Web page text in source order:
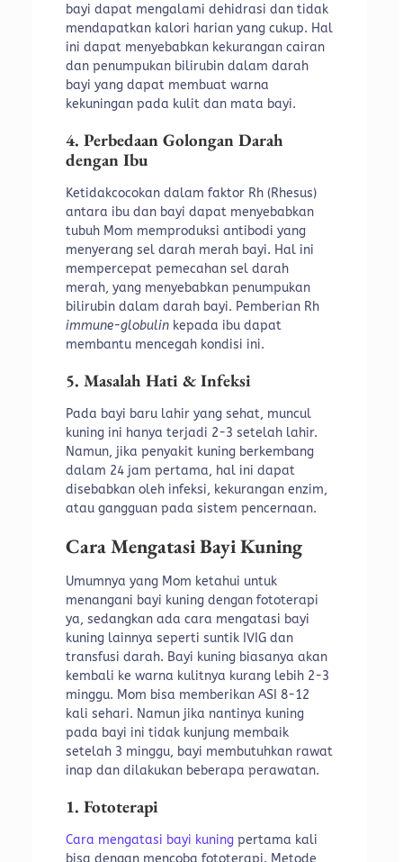
bayi dapat mengalami dehidrasi dan tidak
mendapatkan kalori harian yang cukup. Hal
ini dapat menyebabkan kekurangan cairan
dan penumpukan bilirubin dalam darah
bayi yang dapat membuat warna
kekuningan pada kulit dan mata bayi.
4. Perbedaan Golongan Darah
dengan Ibu
Ketidakcocokan dalam faktor Rh (Rhesus)
antara ibu dan bayi dapat menyebabkan
tubuh Mom memproduksi antibodi yang
menyerang sel darah merah bayi. Hal ini
mempercepat pemecahan sel darah
merah, yang menyebabkan penumpukan
bilirubin dalam darah bayi. Pemberian Rh
immune-globulinkepada ibu dapat
membantu mencegah kondisi ini.
5. Masalah Hati & Infeksi
Pada bayi baru lahir yang sehat, muncul
kuning ini hanya terjadi 2-3 setelah lahir.
Namun, jika penyakit kuning berkembang
dalam 24 jam pertama, hal ini dapat
disebabkan oleh infeksi, kekurangan enzim,
atau gangguan pada sistem pencernaan.
Cara Mengatasi Bayi Kuning
Umumnya yang Mom ketahui untuk
menangani bayi kuning dengan fototerapi
ya, sedangkan ada cara mengatasi bayi
kuning lainnya seperti suntik IVIG dan
transfusi darah. Bayi kuning biasanya akan
kembali ke warna kulitnya kurang lebih 2-3
minggu. Mom bisa memberikan ASI 8-12
kali sehari. Namun jika nantinya kuning
pada bayi ini tidak kunjung membaik
setelah 3 minggu, bayi membutuhkan rawat
inap dan dilakukan beberapa perawatan.
1. Fototerapi
Cara mengatasi bayi kuningpertama kali